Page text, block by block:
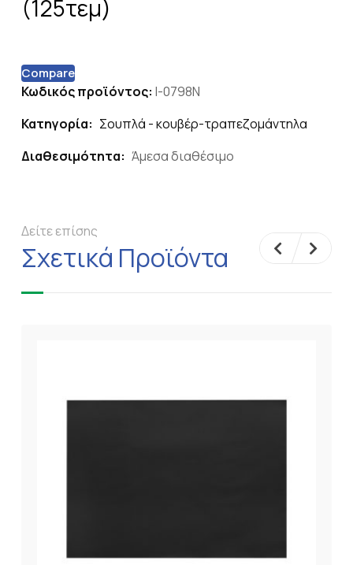
(125τεμ)
Compare
Κωδικός προϊόντος: I-0798N
Κατηγορία: Σουπλά - κουβέρ-τραπεζομάντηλα
Διαθεσιμότητα: Άμεσα διαθέσιμο
Δείτε επίσης
Σχετικά Προϊόντα